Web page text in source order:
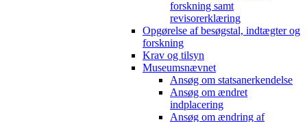
forskning samt
revisorerklæring
Opgørelse af besøgstal, indtægter og
forskning
Krav og tilsyn
Museumsnævnet
Ansøg om statsanerkendelse
Ansøg om ændret
indplacering
Ansøg om ændring af